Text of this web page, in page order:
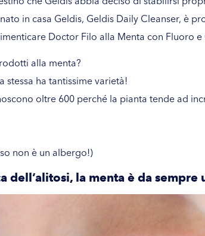
in casa Geldis, Geldis Daily Cleanser, è
Doctor Filo alla Menta con Fluoro e
alla menta?
stessa ha tantissime varietà!
oltre 600 perché la pianta tende ad
non è un albergo!)
dell’alitosi, la menta è da